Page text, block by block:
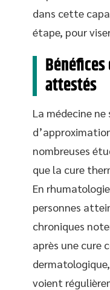
dans cette
étape, pour
attestés
La médecine
nombreuses
que la cure
En
personnes
chroniques
après une cure
voient